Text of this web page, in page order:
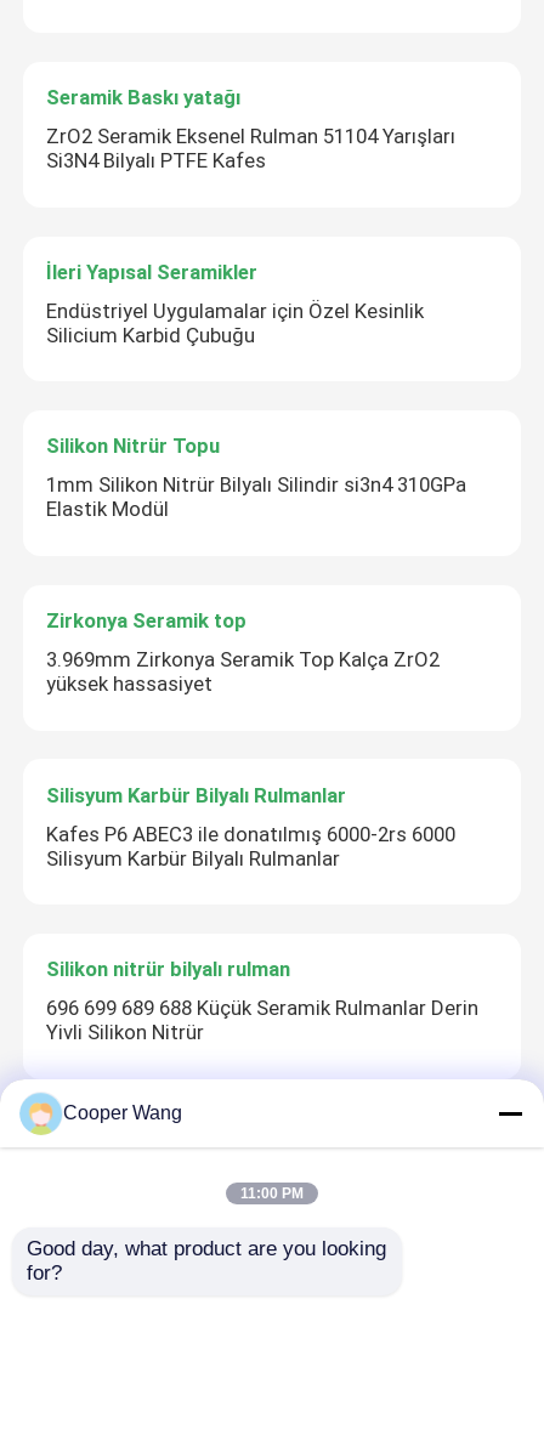
Seramik Baskı yatağı
ZrO2 Seramik Eksenel Rulman 51104 Yarışları
Si3N4 Bilyalı PTFE Kafes
İleri Yapısal Seramikler
Endüstriyel Uygulamalar için Özel Kesinlik
Silicium Karbid Çubuğu
Silikon Nitrür Topu
1mm Silikon Nitrür Bilyalı Silindir si3n4 310GPa
Elastik Modül
Zirkonya Seramik top
3.969mm Zirkonya Seramik Top Kalça ZrO2
yüksek hassasiyet
Silisyum Karbür Bilyalı Rulmanlar
Kafes P6 ABEC3 ile donatılmış 6000-2rs 6000
Silisyum Karbür Bilyalı Rulmanlar
Silikon nitrür bilyalı rulman
696 699 689 688 Küçük Seramik Rulmanlar Derin
Yivli Silikon Nitrür
Zirkonya Seramik Rulman
5 ila 120mm Zirkonya Seramik Rulman Yüksek
Cooper Wang
11:00 PM
Good day, what product are you looking
for?